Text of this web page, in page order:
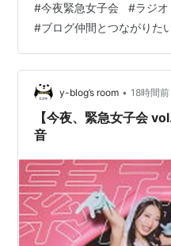
ね。Francfranc バイカラ
ン インテリア・生活雑貨
ュ【送料無料】価格：
(2026/8/8時点) 楽天で購
大事ですからね。 わたく
す。
#今夜緊急女子会 #ラジオ
#ブログ仲間とつながりた
y-blog’s room • 18時間前
【今夜、緊急女子会
音